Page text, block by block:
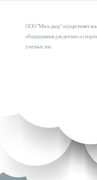
ООО "Мега двор" осуществляет
оборудования для детских и
уличных зон.